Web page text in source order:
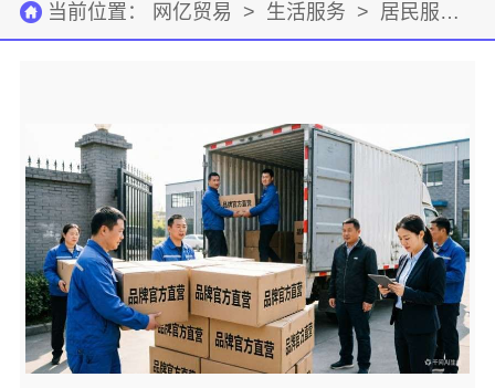
当前位置： 网亿贸易 > 生活服务 > 居民服务